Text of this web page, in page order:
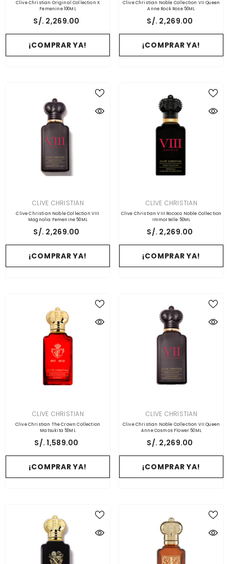
Clive Christian Original Collection X
Femenine 100ML
S/. 2,269.00
¡COMPRAR YA!
Clive Christian Noble Collection VII Queen
Anne Rock Rose 50ML
S/. 2,269.00
¡COMPRAR YA!
PROVEEDOR:CLIVE CHRISTIAN
Clive Christian Noble Collection VIII
Magnolia Femenine 50ML
S/. 2,269.00
¡COMPRAR YA!
PROVEEDOR:CLIVE CHRISTIAN
Clive Christian VIII Rococo Noble Collection
Immortelle 50ML
S/. 2,269.00
¡COMPRAR YA!
PROVEEDOR:CLIVE CHRISTIAN
Clive Christian The Crown Collection
Matsukita 50ML
S/. 1,589.00
¡COMPRAR YA!
PROVEEDOR:CLIVE CHRISTIAN
Clive Christian Noble Collection VII Queen
Anne Cosmos Flower 50ML
S/. 2,269.00
¡COMPRAR YA!